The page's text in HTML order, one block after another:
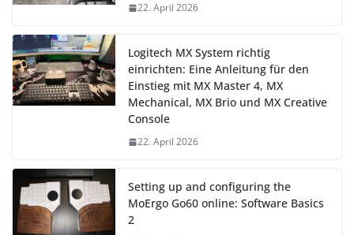
22. April 2026
Logitech MX System richtig
einrichten: Eine Anleitung für den
Einstieg mit MX Master 4, MX
Mechanical, MX Brio und MX Creative
Console
22. April 2026
Setting up and configuring the
MoErgo Go60 online: Software Basics
2